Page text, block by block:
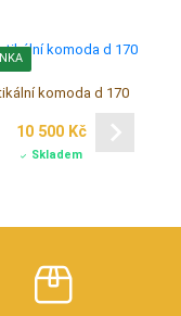
komoda d 170
10 500 Kč
Skladem